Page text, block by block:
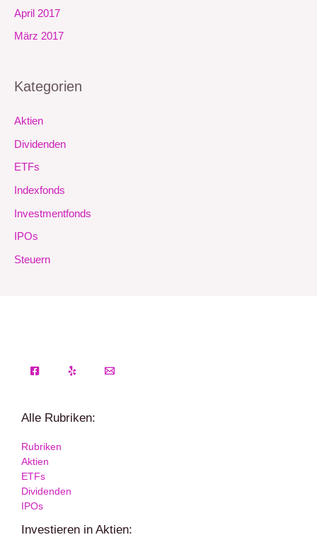
April 2017
März 2017
Kategorien
Aktien
Dividenden
ETFs
Indexfonds
Investmentfonds
IPOs
Steuern
Alle Rubriken:
Rubriken
Aktien
ETFs
Dividenden
IPOs
Investieren in Aktien: